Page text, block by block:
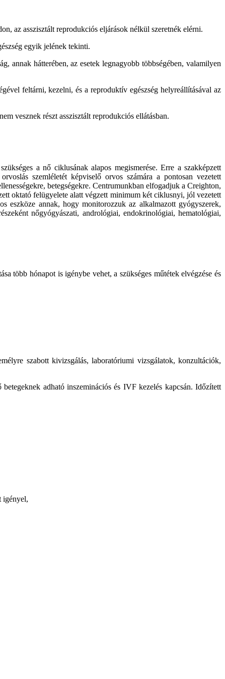
az asszisztált reprodukciós eljárások nélkül szeretnék elérni.
egyik jelének tekinti.
annak hátterében, az esetek legnagyobb többségében, valamilyen
feltárni, kezelni, és a reproduktív egészség helyreállításával az
vesznek részt asszisztált reprodukciós ellátásban.
a nő ciklusának alapos megismerése. Erre a szakképzett
szemléletét képviselő orvos számára a pontosan vezetett
betegségekre. Centrumunkban elfogadjuk a Creighton,
oktató felügyelete alatt végzett minimum két ciklusnyi, jól vezetett
eszköze annak, hogy monitorozzuk az alkalmazott gyógyszerek,
nőgyógyászati, andrológiai, endokrinológiai, hematológiai,
több hónapot is igénybe vehet, a szükséges műtétek elvégzése és
szabott kivizsgálás, laboratóriumi vizsgálatok, konzultációk,
adható inszeminációs és IVF kezelés kapcsán. Időzített
igényel,